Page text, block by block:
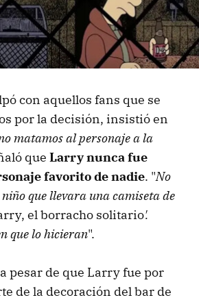
con aquellos fans que se
por la decisión, insistió en
matamos al personaje a la
que Larry nunca fue
favorito de nadie. "No
que llevara una camiseta de
el borracho solitario'.
que lo hicieran".
pesar de que Larry fue por
de la decoración del bar de